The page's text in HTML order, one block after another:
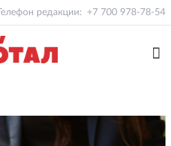
Телефон редакции: +7 700 978-78-54